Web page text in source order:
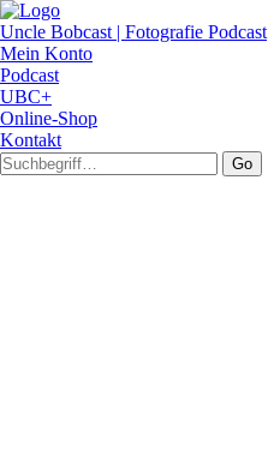
Uncle Bobcast | Fotografie Podcast
Mein Konto
Podcast
UBC+
Online-Shop
Kontakt
Go